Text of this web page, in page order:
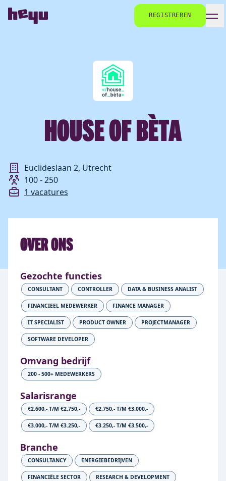
REGISTREREN
HOUSE OF BÈTA
Euclideslaan 2, Utrecht
100 - 250
1 vacatures
OVER ONS
Gezochte functies
CONSULTANT CONTROLLER DATA & BUSINESS ANALIST
FINANCIEEL MEDEWERKER FINANCE MANAGER
IT SPECIALIST PRODUCT OWNER PROJECTMANAGER
SOFTWARE DEVELOPER
Omvang bedrijf
200 - 500+ MEDEWERKERS
Salarisrange
€2.600,- T/M €2.750,- €2.750,- T/M €3.000,-
€3.000,- T/M €3.250,- €3.250,- T/M €3.500,-
Branche
CONSULTANCY ENERGIEBEDRIJVEN
FINANCIËLE SECTOR RESEARCH & DEVELOPMENT